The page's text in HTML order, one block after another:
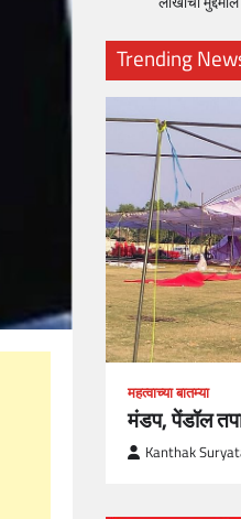
Trending
Skills
महत्वाच्या बातम्या
मंडप, पेंडॉल
Kanthak